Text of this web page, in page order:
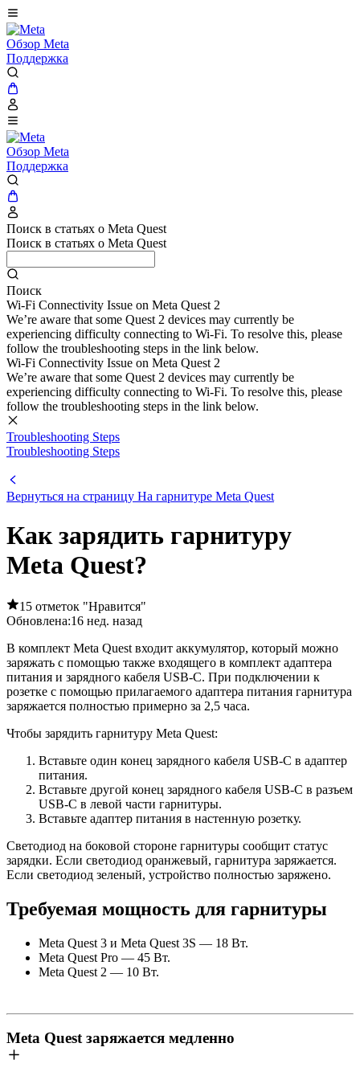
Обзор Meta
Поддержка
Обзор Meta
Поддержка
Поиск в статьях о Meta Quest
Поиск в статьях о Meta Quest
Поиск
Wi-Fi Connectivity Issue on Meta Quest 2
We’re aware that some Quest 2 devices may currently be
experiencing difficulty connecting to Wi-Fi. To resolve this, please
follow the troubleshooting steps in the link below.
Wi-Fi Connectivity Issue on Meta Quest 2
We’re aware that some Quest 2 devices may currently be
experiencing difficulty connecting to Wi-Fi. To resolve this, please
follow the troubleshooting steps in the link below.
Troubleshooting Steps
Troubleshooting Steps
Вернуться на страницу На гарнитуре Meta Quest
Как зарядить гарнитуру
Meta Quest?
15 отметок "Нравится"
Обновлена:16 нед. назад
В комплект Meta Quest входит аккумулятор, который можно
заряжать с помощью также входящего в комплект адаптера
питания и зарядного кабеля USB-C. При подключении к
розетке с помощью прилагаемого адаптера питания гарнитура
заряжается полностью примерно за 2,5 часа.
Чтобы зарядить гарнитуру Meta Quest:
Вставьте один конец зарядного кабеля USB-C в адаптер
питания.
Вставьте другой конец зарядного кабеля USB-C в разъем
USB-C в левой части гарнитуры.
Вставьте адаптер питания в настенную розетку.
Светодиод на боковой стороне гарнитуры сообщит статус
зарядки. Если светодиод оранжевый, гарнитура заряжается.
Если светодиод зеленый, устройство полностью заряжено.
Требуемая мощность для гарнитуры
Meta Quest 3 и Meta Quest 3S — 18 Вт.
Meta Quest Pro — 45 Вт.
Meta Quest 2 — 10 Вт.
Meta Quest заряжается медленно